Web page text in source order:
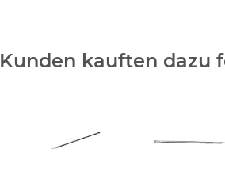
Kunden kauften dazu